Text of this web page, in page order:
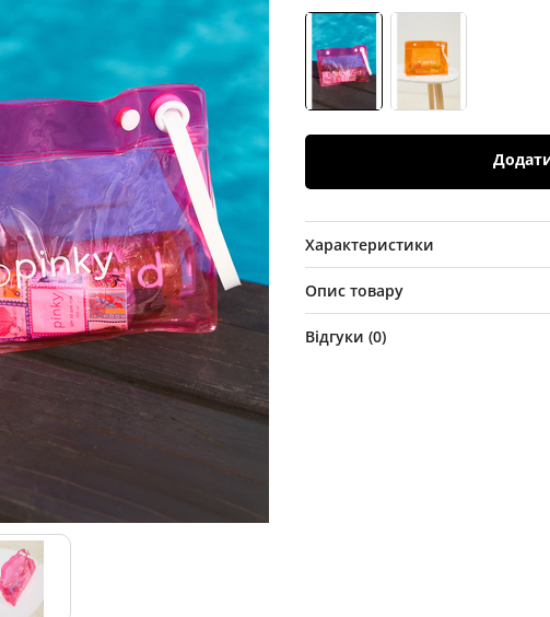
Характеристики
Опис товару
Відгуки (0)